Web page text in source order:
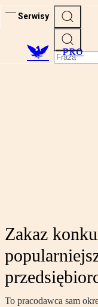
Serwisy
PRO
Zakaz
To pracodawca sam